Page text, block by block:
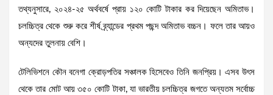
তথ্যনুসারে, ২০২৪-২৫ অর্থবর্ষে প্রায় ১২০ কোটি টাকার কর দিয়েছেন অমিতাভ।
চলচ্চিত্র থেকে শুরু করে শীর্ষ ব্র্যান্ডের প্রথম পছন্দ অমিতাভ বচ্চন। ফলে তার আয়ও
অন্যদের তুলনায় বেশি।
টেলিভিশনে কৌন বনেগা ক্রোড়পতির সঞ্চালক হিসেবেও তিনি জনপ্রিয়। এসব উৎস
থেকে তার মোট আয় ৩৫০ কোটি টাকা, যা ভারতীয় চলচ্চিত্র জগতে অন্যতম সর্বোচ্চ